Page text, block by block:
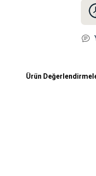
Ürün